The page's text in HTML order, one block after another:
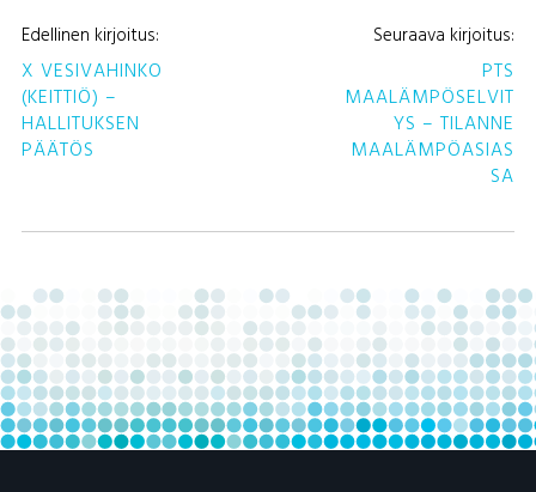
Edellinen kirjoitus:
X VESIVAHINKO
(KEITTIÖ) –
HALLITUKSEN
PÄÄTÖS
Seuraava kirjoitus:
PTS
MAALÄMPÖSELVIT
YS – TILANNE
MAALÄMPÖASIAS
SA